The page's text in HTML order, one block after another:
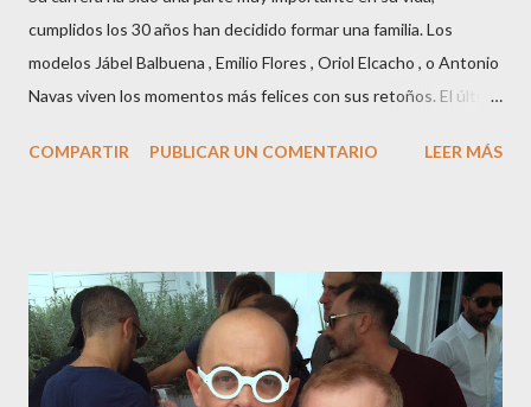
cumplidos los 30 años han decidido formar una familia. Los
modelos Jábel Balbuena , Emilio Flores , Oriol Elcacho , o Antonio
Navas viven los momentos más felices con sus retoños. El último
M ateo nació en Barcelona hace poco más de una semana. El top
haciéndole padre de un precioso niño. Marta ha sido toda una
campeona, durante los primeros 3 meses de embarazo tuvo que
guardar reposo debido a un síndrome llamado
“hiperemesisgravídica”.Pasados los meses fatídicos de
COMPARTIR PUBLICAR UN COMENTARIO LEER MÁS